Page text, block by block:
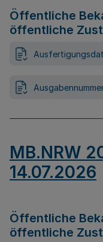
Öffentliche
öffentliche
MB.NRW
14.07.2026
Öffentliche
öffentliche